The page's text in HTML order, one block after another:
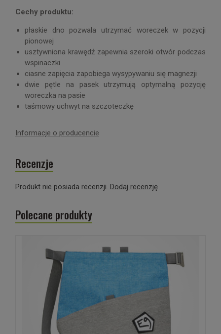
Cechy produktu:
płaskie dno pozwala utrzymać woreczek w pozycji
pionowej
usztywniona krawędź zapewnia szeroki otwór podczas
wspinaczki
ciasne zapięcia zapobiega wysypywaniu się magnezji
dwie pętle na pasek utrzymują optymalną pozycję
woreczka na pasie
taśmowy uchwyt na szczoteczkę
Informacje o producencie
Recenzje
Produkt nie posiada recenzji. Dodaj recenzję
Polecane produkty